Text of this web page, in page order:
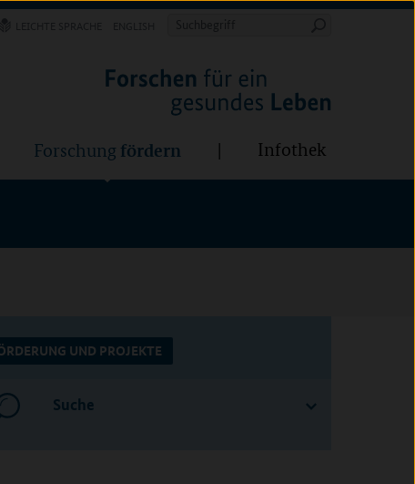
Suchbegriff
Forschung fördern Infothek
UND PROJEKTE
Suche
Forschung fördern Infothek